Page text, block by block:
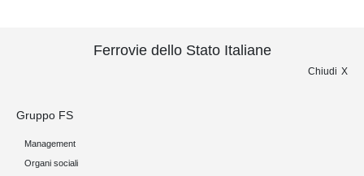
Ferrovie dello Stato Italiane
Chiudi
Gruppo FS
Management
Organi sociali